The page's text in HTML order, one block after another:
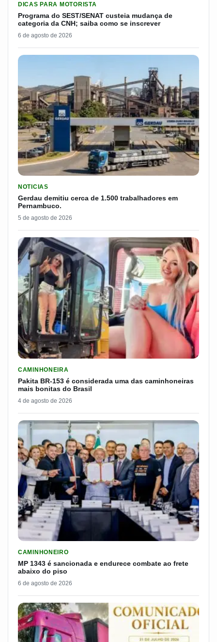
DICAS PARA MOTORISTA
Programa do SEST/SENAT custeia mudança de
categoria da CNH; saiba como se inscrever
6 de agosto de 2026
NOTICIAS
Gerdau demitiu cerca de 1.500 trabalhadores em
Pernambuco.
5 de agosto de 2026
CAMINHONEIRA
Pakita BR-153 é considerada uma das caminhoneiras
mais bonitas do Brasil
4 de agosto de 2026
CAMINHONEIRO
MP 1343 é sancionada e endurece combate ao frete
abaixo do piso
6 de agosto de 2026